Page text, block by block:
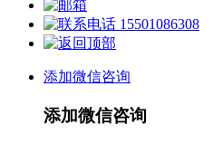
15501086308
添加微信咨询
添加微信咨询